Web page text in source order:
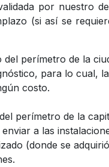
por nuestro
(si así se
perímetro de la
para lo cual,
costo.
perímetro de la
a las
(donde se